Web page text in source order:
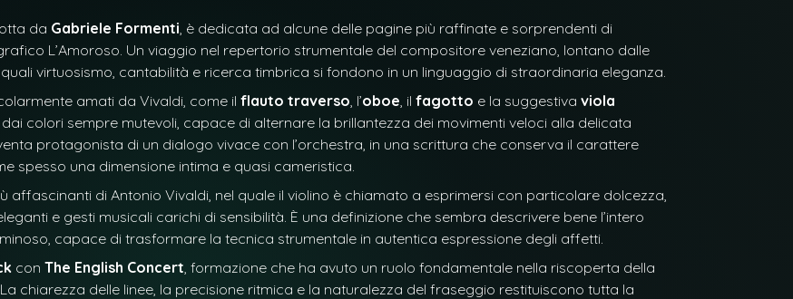
da Gabriele Formenti, è dedicata ad alcune delle pagine più raffinate e sorprendenti di
L’Amoroso. Un viaggio nel repertorio strumentale del compositore veneziano, lontano dalle
virtuosismo, cantabilità e ricerca timbrica si fondono in un linguaggio di straordinaria eleganza.
amati da Vivaldi, come ilflauto traverso, l’oboe, ilfagotto e la suggestivaviola
colori sempre mutevoli, capace di alternare la brillantezza dei movimenti veloci alla delicata
protagonista di un dialogo vivace con l’orchestra, in una scrittura che conserva il carattere
spesso una dimensione intima e quasi cameristica.
affascinanti di Antonio Vivaldi, nel quale il violino è chiamato a esprimersi con particolare dolcezza,
e gesti musicali carichi di sensibilità. È una definizione che sembra descrivere bene l’intero
capace di trasformare la tecnica strumentale in autentica espressione degli affetti.
conThe English Concert, formazione che ha avuto un ruolo fondamentale nella riscoperta della
chiarezza delle linee, la precisione ritmica e la naturalezza del fraseggio restituiscono tutta la